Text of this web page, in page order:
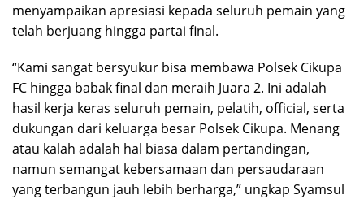
menyampaikan apresiasi kepada seluruh pemain yang
telah berjuang hingga partai final.
“Kami sangat bersyukur bisa membawa Polsek Cikupa
FC hingga babak final dan meraih Juara 2. Ini adalah
hasil kerja keras seluruh pemain, pelatih, official, serta
dukungan dari keluarga besar Polsek Cikupa. Menang
atau kalah adalah hal biasa dalam pertandingan,
namun semangat kebersamaan dan persaudaraan
yang terbangun jauh lebih berharga,” ungkap Syamsul